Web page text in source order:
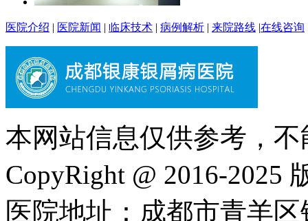
医院介绍 医院新闻 临床技术 病例解析 来院路线 在线咨询
本网站信息仅供参考，
CopyRight @ 2016-2025
医院地址：成都市青羊